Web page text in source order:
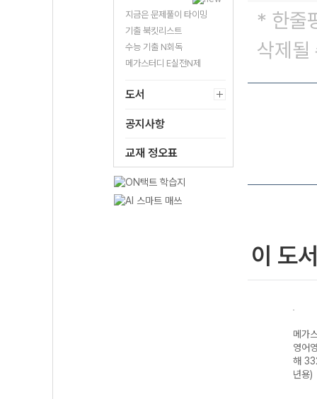
지금은 문제풀이 타이밍
기출 북킷리스트
수능 기출 N회독
메가스터디 E실전N제
도서
공지사항
교재 정오표
* 한줄
삭제될
이 도
메가
영어
해
년용)